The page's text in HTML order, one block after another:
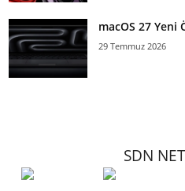
macOS 27
29 Temmuz 2026
SDN